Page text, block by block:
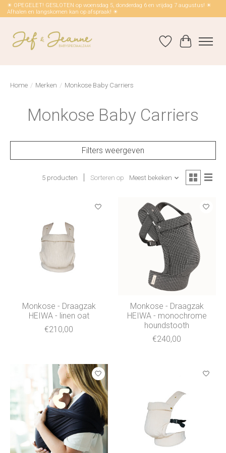
☀ OPEGELET! GESLOTEN op woensdag 5, donderdag 6 en vrijdag 7 augustus! ☀
Afhalen en langskomen kan op afspraak! ☀
Verlanglijst
Home / Merken / Monkose Baby Carriers
Monkose Baby Carriers
Filters weergeven
5 producten Sorteren op Meest bekeken
Monkose - Draagzak
HEIWA - linen oat
€210,00
Monkose - Draagzak
HEIWA - monochrome
houndstooth
€240,00